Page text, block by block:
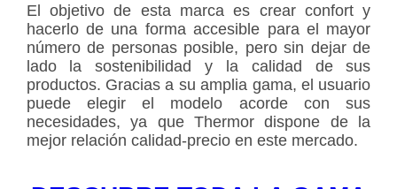
El objetivo de esta marca es crear confort y
hacerlo de una forma accesible para el mayor
número de personas posible, pero sin dejar de
lado la sostenibilidad y la calidad de sus
productos. Gracias a su amplia gama, el usuario
puede elegir el modelo acorde con sus
necesidades, ya que Thermor dispone de la
mejor relación calidad-precio en este mercado.